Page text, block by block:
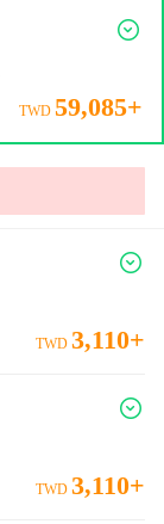
TWD 59,085+
TWD 3,110+
TWD 3,110+